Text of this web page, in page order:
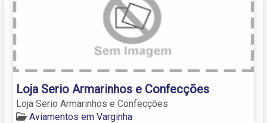
Loja Serio Armarinhos e Confecções
Loja Serio Armarinhos e Confecções
Aviamentos em Varginha